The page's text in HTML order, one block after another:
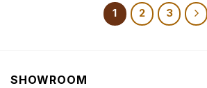
1 2 3
SHOWROOM